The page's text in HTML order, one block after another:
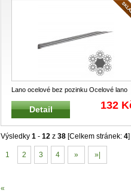
Lano ocelové bez pozinku Ocelové lano
114S (6x19S+FS) pravé křížové v
Detail 132
Výsledky 1 - 12 z 38 [Celkem stránek: 4]
1 2 3 4 » »|
«